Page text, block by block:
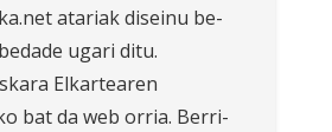
atariak diseinu be­
ugari ditu.
El­kar­tearen
bat da web orria. Be­rri­